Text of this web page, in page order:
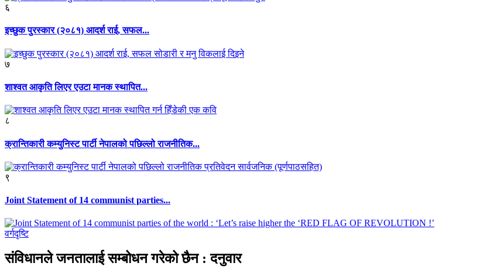
६
इच्छुक पुरस्कार (२०८१) आदर्श राई, सफल...
७
शाश्वत आकृति लिएर एउटा मानक स्थापित...
८
क्रान्तिकारी कम्युनिस्ट पार्टी नेपालको पछिल्लो राजनीतिक...
९
Joint Statement of 14 communist parties...
वर्गदृष्टि
संविधानले जनतालाई सम्बोधन गरेको छैन : दनुवार